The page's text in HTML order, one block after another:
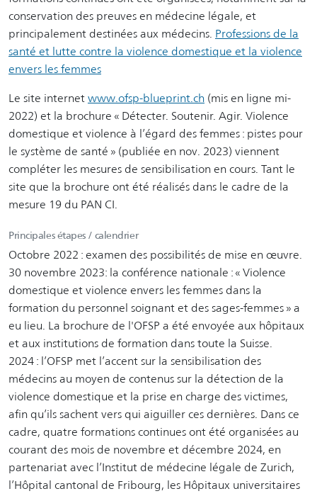
conservation des preuves en médecine légale, et
principalement destinées aux médecins. Professions de la
santé et lutte contre la violence domestique et la violence
envers les femmes
Le site internet www.ofsp-blueprint.ch (mis en ligne mi-
2022) et la brochure « Détecter. Soutenir. Agir. Violence
domestique et violence à l’égard des femmes : pistes pour
le système de santé » (publiée en nov. 2023) viennent
compléter les mesures de sensibilisation en cours. Tant le
site que la brochure ont été réalisés dans le cadre de la
mesure 19 du PAN CI.
Principales étapes / calendrier
Octobre 2022 : examen des possibilités de mise en œuvre.
30 novembre 2023: la conférence nationale : « Violence
domestique et violence envers les femmes dans la
formation du personnel soignant et des sages-femmes » a
eu lieu. La brochure de l'OFSP a été envoyée aux hôpitaux
et aux institutions de formation dans toute la Suisse.
2024 : l’OFSP met l’accent sur la sensibilisation des
médecins au moyen de contenus sur la détection de la
violence domestique et la prise en charge des victimes,
afin qu’ils sachent vers qui aiguiller ces dernières. Dans ce
cadre, quatre formations continues ont été organisées au
courant des mois de novembre et décembre 2024, en
partenariat avec l’Institut de médecine légale de Zurich,
l’Hôpital cantonal de Fribourg, les Hôpitaux universitaires